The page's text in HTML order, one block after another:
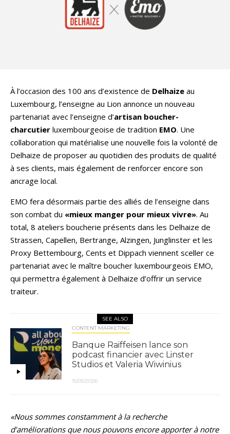
À l’occasion des 100 ans d’existence de Delhaize au
Luxembourg, l’enseigne au Lion annonce un nouveau
partenariat avec l’enseigne d’artisan boucher-
charcutier luxembourgeoise de tradition EMO. Une
collaboration qui matérialise une nouvelle fois la volonté de
Delhaize de proposer au quotidien des produits de qualité
à ses clients, mais également de renforcer encore son
ancrage local.
EMO fera désormais partie des alliés de l’enseigne dans
son combat du «mieux manger pour mieux vivre». Au
total, 8 ateliers boucherie présents dans les Delhaize de
Strassen, Capellen, Bertrange, Alzingen, Junglinster et les
Proxy Bettembourg, Cents et Dippach viennent sceller ce
partenariat avec le maître boucher luxembourgeois EMO,
qui permettra également à Delhaize d’offrir un service
traiteur.
SEE ALSO
CONTENT MARKETING
Banque Raiffeisen lance son
podcast financier avec Linster
Studios et Valeria Wiwinius
15/05/2026
«Nous sommes constamment à la recherche
d’améliorations que nous pouvons encore apporter à notre